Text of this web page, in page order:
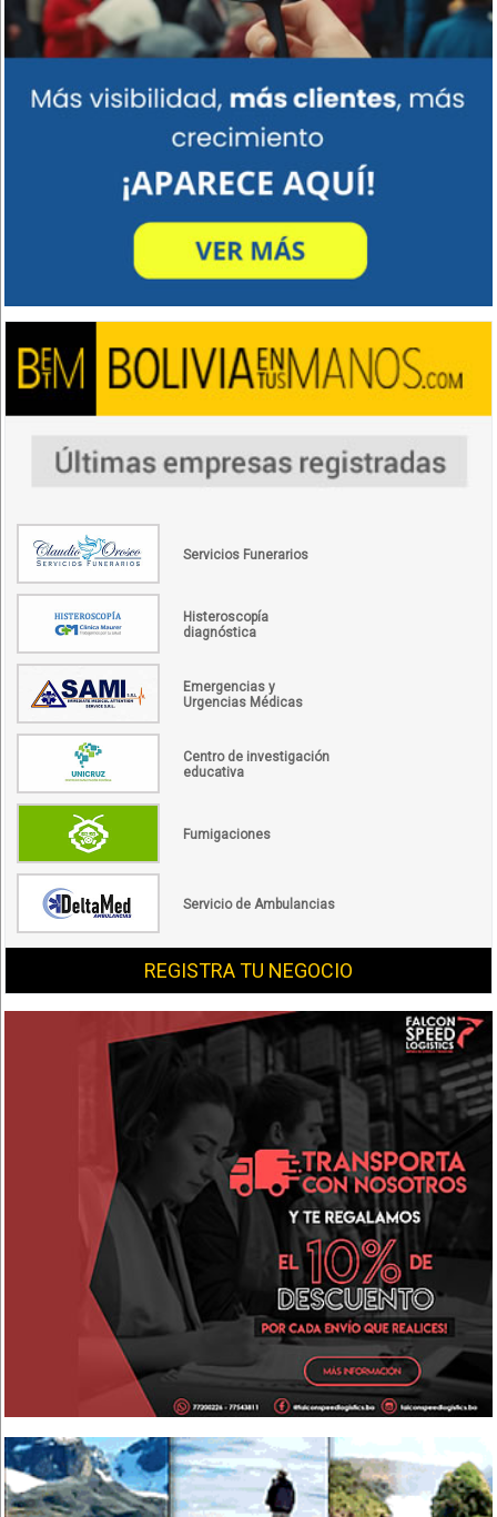
Servicios Funerarios
Histeroscopía
diagnóstica
Emergencias y
Urgencias Médicas
Centro de investigación
educativa
Fumigaciones
Servicio de Ambulancias
REGISTRA TU NEGOCIO